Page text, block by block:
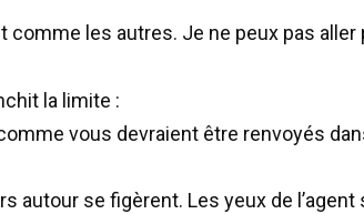
comme les autres. Je ne peux pas aller
la limite :
vous devraient être renvoyés
autour se figèrent. Les yeux de l’agent